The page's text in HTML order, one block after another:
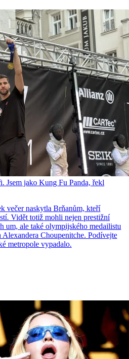
Jsem jako Kung Fu Panda, řekl
večer naskytla Brňanům, kteří
Vidět totiž mohli nejen prestižní
um, ale také olympijského medailistu
Alexandera Choupenitche. Podívejte
metropole vypadalo.